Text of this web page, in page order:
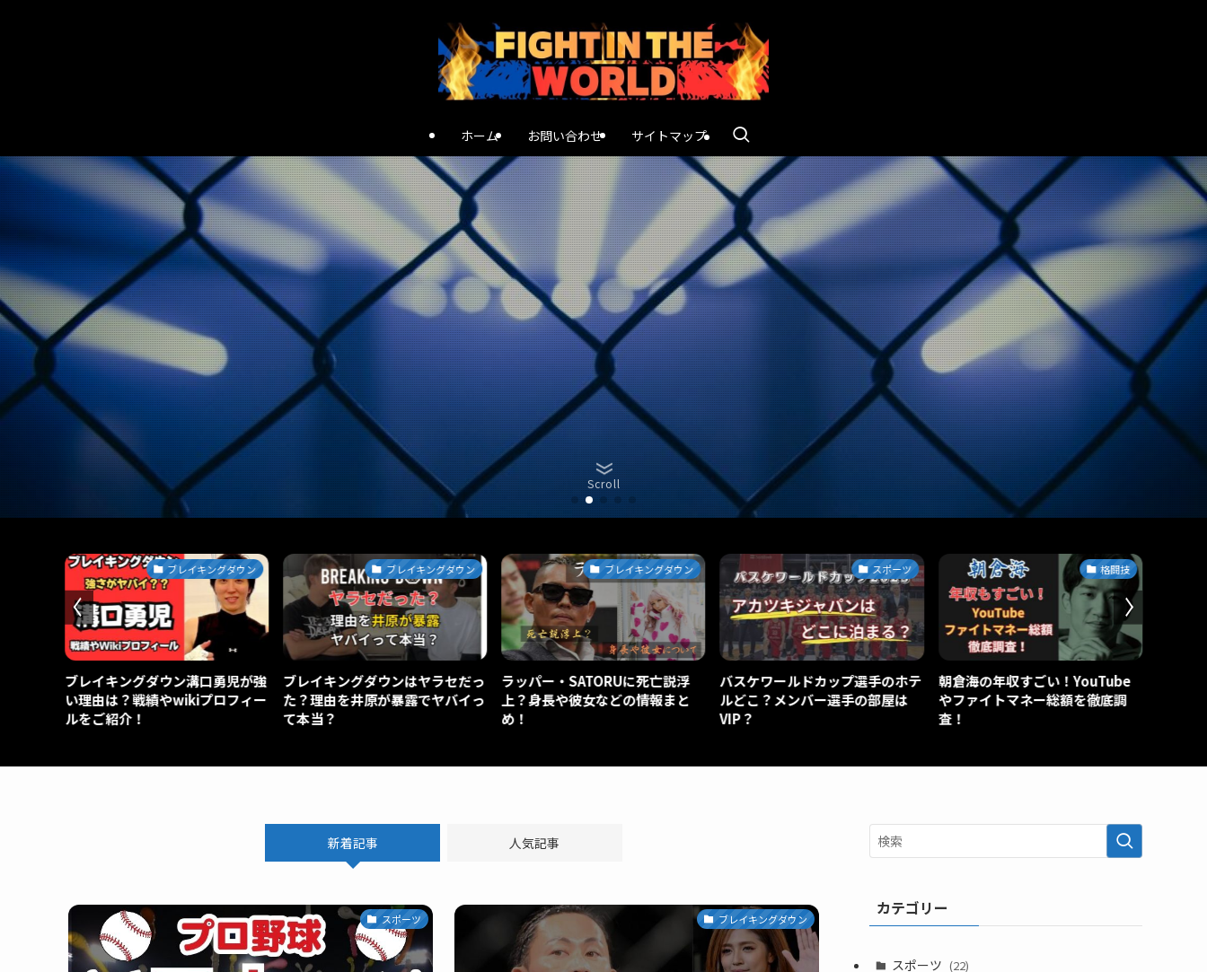
ホーム お問い合わせ サイトマップ
ALL SPORTS FANS
Scroll
ブレイキングダウン
ブレイキングダウン溝口勇児が強
い理由は？戦績やwikiプロフィー
ルをご紹介！
ブレイキングダウン
ブレイキングダウンはヤラセだっ
た？理由を井原が暴露でヤバイっ
て本当？
ブレイキングダウン
ラッパー・SATORUに死亡説浮
上？身長や彼女などの情報まと
め！
スポーツ
バスケワールドカップ選手のホテ
ルどこ？メンバー選手の部屋は
VIP？
格闘技
朝倉海の年収すごい！YouTube
やファイトマネー総額を徹底調
査！
新着記事 人気記事
スポーツ ブレイキングダウン
カテゴリー
スポーツ (22)